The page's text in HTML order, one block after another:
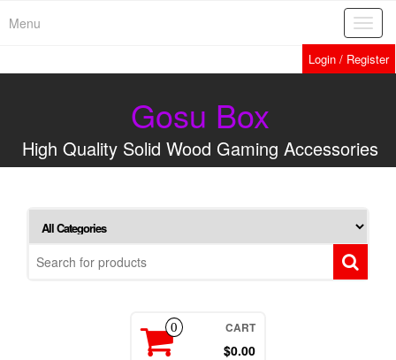
Menu
Login / Register
Gosu Box
High Quality Solid Wood Gaming Accessories
0 CART
$0.00